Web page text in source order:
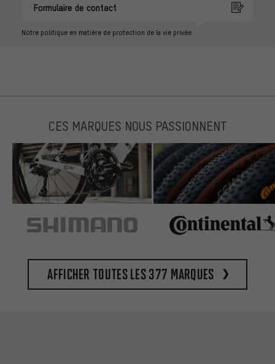
Formulaire de contact
Notre politique en matière de protection de la vie privée
CES MARQUES NOUS PASSIONNENT
Afficher toutes les 377 marques